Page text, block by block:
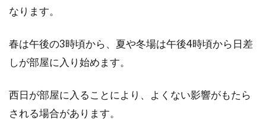
性、間取りや駅近など、いろいろな条件をもと
に比較します...
窓からの冷気を防ぎたい！防寒対策
なります。
春は午後の3時頃から、夏や冬場は午後4時頃から日差
しが部屋に入り始めます。
西日が部屋に入ることにより、よくない影響がもたら
される場合があります。